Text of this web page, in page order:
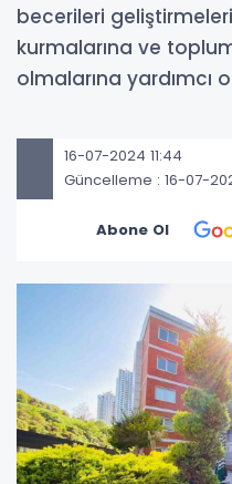
becerileri
kurmalarına ve
olmalarına yardımcı
16-07-2024 11:44
Güncelleme : 16-07-
Abone Ol